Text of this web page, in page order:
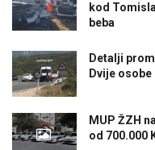
kod
beba
Detalji
Dvije
MUP ŽZH
od 700.000